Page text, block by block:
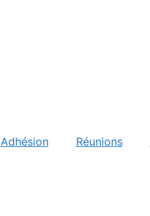
Adhésion Réunions